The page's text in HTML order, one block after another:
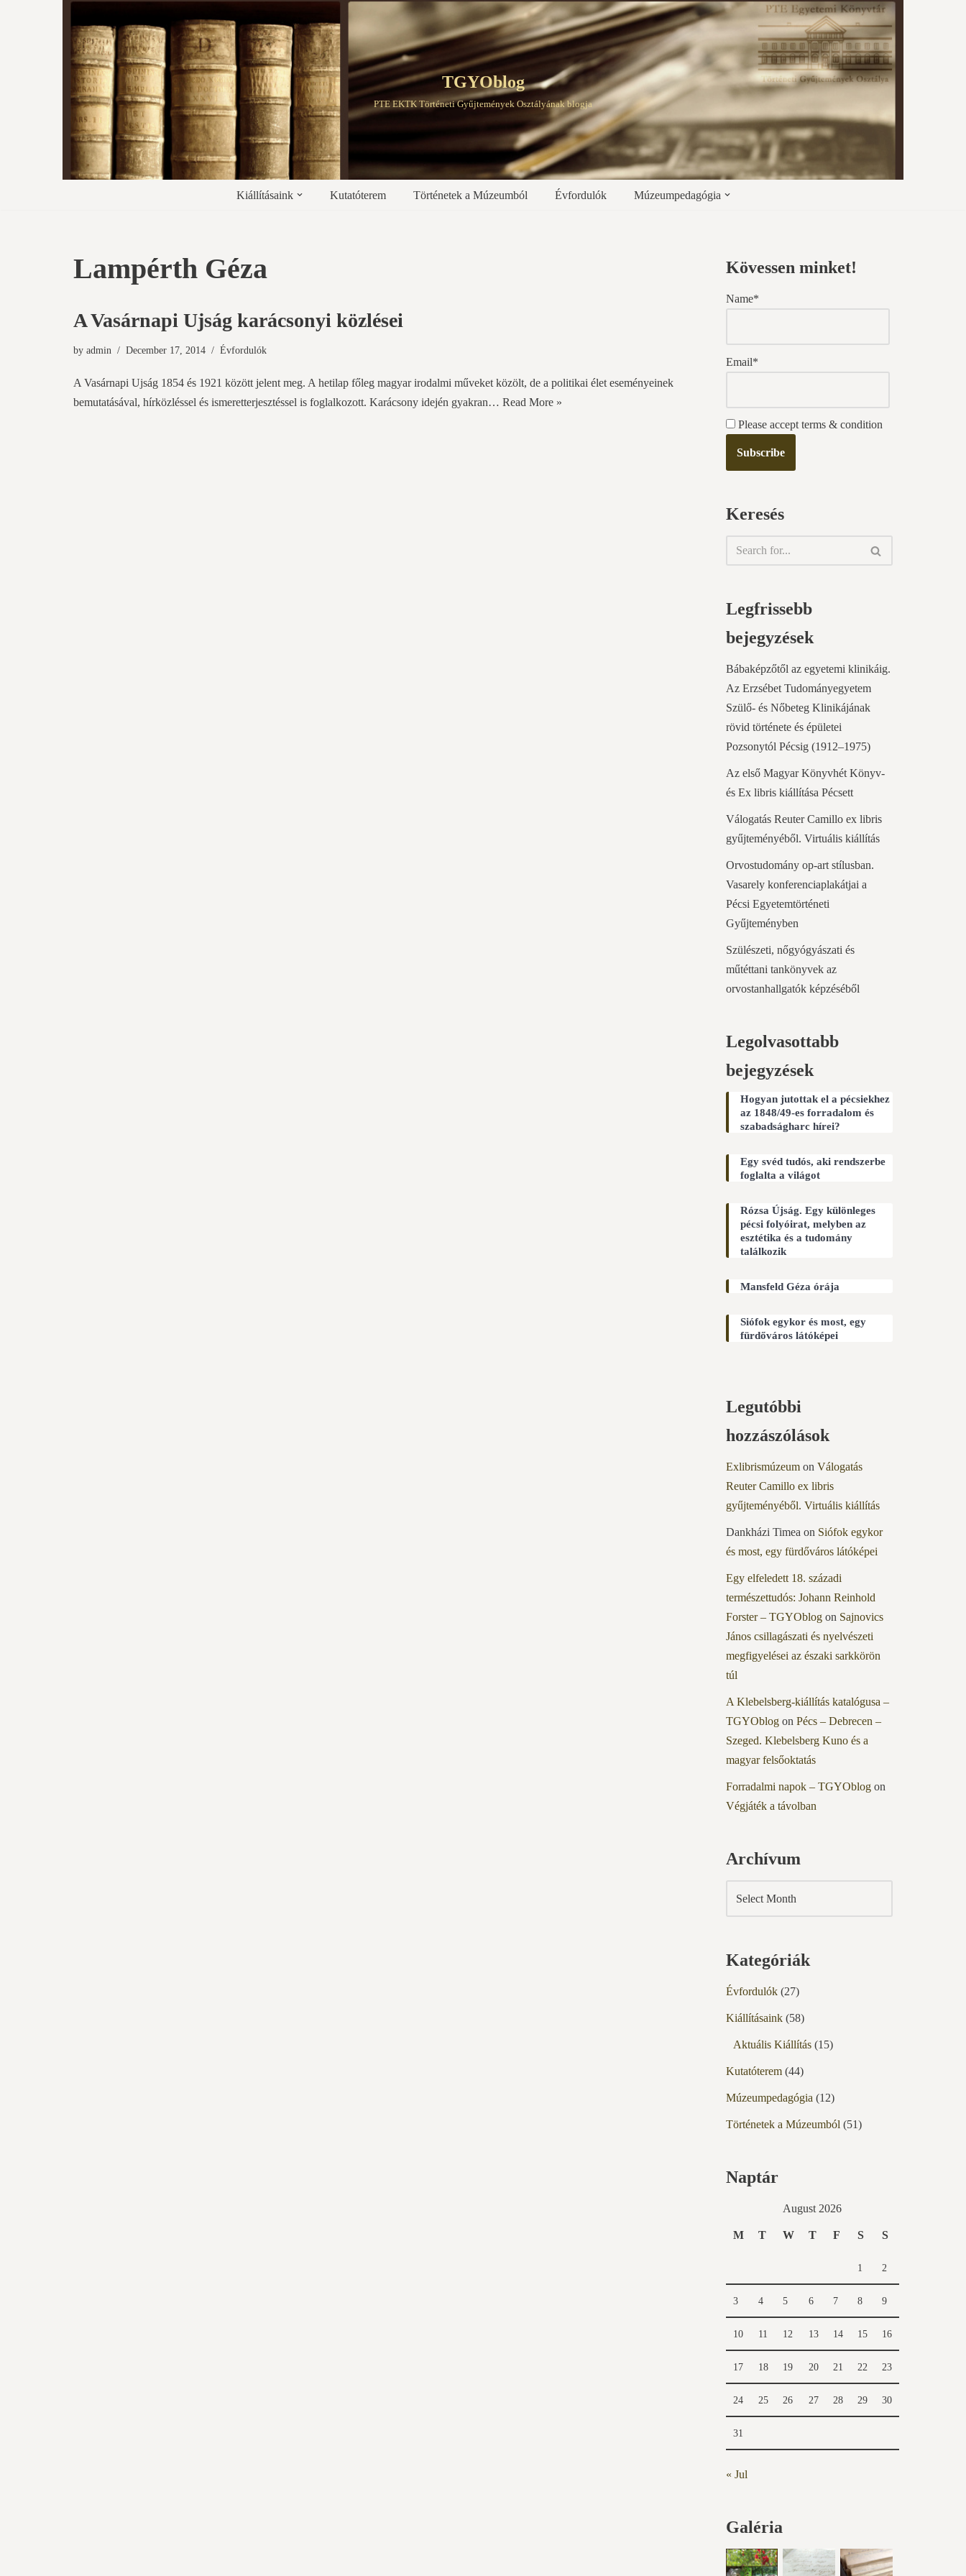
TGYOblog
PTE EKTK Történeti Gyűjtemények Osztályának blogja
Kiállításaink Kutatóterem Történetek a Múzeumból Évfordulók Múzeumpedagógia
Lampérth Géza
A Vasárnapi Ujság karácsonyi közlései
by admin December 17, 2014 Évfordulók
A Vasárnapi Ujság 1854 és 1921 között jelent meg. A hetilap főleg magyar irodalmi műveket közölt, de a politikai élet eseményeinek
bemutatásával, hírközléssel és ismeretterjesztéssel is foglalkozott. Karácsony idején gyakran… Read More »
Kövessen minket!
Name*
Email*
Please accept terms & condition
Keresés
Legfrissebb
bejegyzések
Bábaképzőtől az egyetemi klinikáig.
Az Erzsébet Tudományegyetem
Szülő- és Nőbeteg Klinikájának
rövid története és épületei
Pozsonytól Pécsig (1912–1975)
Az első Magyar Könyvhét Könyv-
és Ex libris kiállítása Pécsett
Válogatás Reuter Camillo ex libris
gyűjteményéből. Virtuális kiállítás
Orvostudomány op-art stílusban.
Vasarely konferenciaplakátjai a
Pécsi Egyetemtörténeti
Gyűjteményben
Szülészeti, nőgyógyászati és
műtéttani tankönyvek az
orvostanhallgatók képzéséből
Legolvasottabb
bejegyzések
Hogyan jutottak el a pécsiekhez
az 1848/49-es forradalom és
szabadságharc hírei?
Egy svéd tudós, aki rendszerbe
foglalta a világot
Rózsa Újság. Egy különleges
pécsi folyóirat, melyben az
esztétika és a tudomány
találkozik
Mansfeld Géza órája
Siófok egykor és most, egy
fürdőváros látóképei
Legutóbbi
hozzászólások
Exlibrismúzeumon Válogatás
Reuter Camillo ex libris
gyűjteményéből. Virtuális kiállítás
Dankházi Timea on Siófok egykor
és most, egy fürdőváros látóképei
Egy elfeledett 18. századi
természettudós: Johann Reinhold
Forster – TGYOblogon Sajnovics
János csillagászati és nyelvészeti
megfigyelései az északi sarkkörön
túl
A Klebelsberg-kiállítás katalógusa –
TGYOblogon Pécs – Debrecen –
Szeged. Klebelsberg Kuno és a
magyar felsőoktatás
Forradalmi napok – TGYOblogon
Végjáték a távolban
Archívum
Kategóriák
Évfordulók(27)
Kiállításaink(58)
Aktuális Kiállítás(15)
Kutatóterem(44)
Múzeumpedagógia (12)
Történetek a Múzeumból (51)
Naptár
August 2026
M T W T F S S
1 2
3 4 5 6 7 8 9
10 11 12 13 14 15 16
17 18 19 20 21 22 23
24 25 26 27 28 29 30
31
« Jul
Galéria